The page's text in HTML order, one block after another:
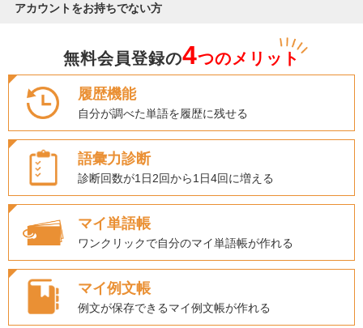
アカウントをお持ちでない方
無料会員登録の4つのメリット
履歴機能
自分が調べた単語を履歴に残せる
語彙力診断
診断回数が1日2回から1日4回に増える
マイ単語帳
ワンクリックで自分のマイ単語帳が作れる
マイ例文帳
例文が保存できるマイ例文帳が作れる